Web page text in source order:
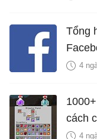
Tổng
4
cách
4